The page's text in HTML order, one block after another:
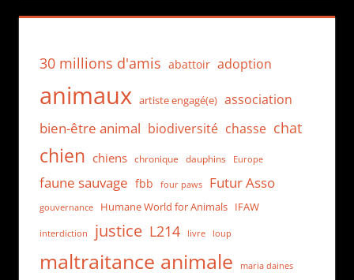
30 millions d'amis abattoir adoption
animaux artiste engagé(e) association
bien-être animal biodiversité chasse chat
chien chiens chronique dauphins Europe
faune sauvage fbb four paws Futur Asso
gouvernance Humane World for Animals IFAW
interdiction justice L214 livre loup
maltraitance animale maria daines